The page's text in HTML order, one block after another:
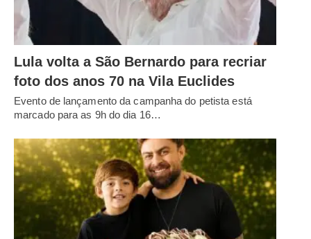
Lula volta a São Bernardo para recriar
foto dos anos 70 na Vila Euclides
Evento de lançamento da campanha do petista está
marcado para as 9h do dia 16…